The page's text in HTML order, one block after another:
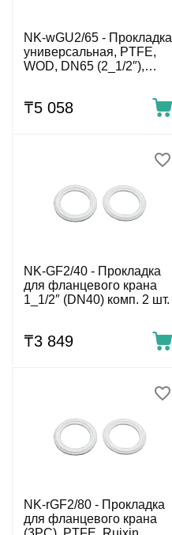
NK-wGU2/65 - Прокладка
универсальная, PTFE,
WOD, DN65 (2_1/2″),
₸5 058
NK-GF2/40 - Прокладка
для фланцевого крана
1_1/2″ (DN40) комп. 2 шт.
₸3 849
NK-rGF2/80 - Прокладка
для фланцевого крана